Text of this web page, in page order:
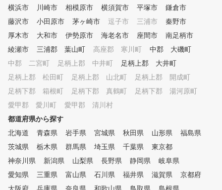
スイングを撮影し、スイングチ
ェックを行います。改善が必要
上で具体的な改善方法を提案い
たします。2回のレッスンで上
達を体感していただきます。
体験レッスン２回終了後、スク
ールのご継続をぜひご検討くだ
さい。
横浜市
川崎市 相模原市 横須賀市 平塚市
鎌倉市
藤沢市
小田原市 茅ヶ崎市 逗子市 三浦市
秦野市
厚木市
大和市 伊勢原市 海老名市 座間市
南足柄市
綾瀬市
三浦郡 葉山町 高座郡 寒川町
中郡 大磯町
中郡 二宮町
足柄上郡 中井町
足柄上郡 大井町
足柄上郡 松田町
足柄上郡 山北町
足柄上郡 開成町
足柄下郡 箱根町
足柄下郡 真鶴町
足柄下郡 湯河原町
愛甲郡 愛川町
愛甲郡 清川村
都道府県から探す
北海道
青森県 岩手県 宮城県 秋田県 山形県
福島県
茨城県
栃木県 群馬県 埼玉県 千葉県
東京都
神奈川県
新潟県 山梨県 長野県 静岡県
岐阜県
愛知県
三重県 富山県 石川県 福井県 滋賀県
京都府